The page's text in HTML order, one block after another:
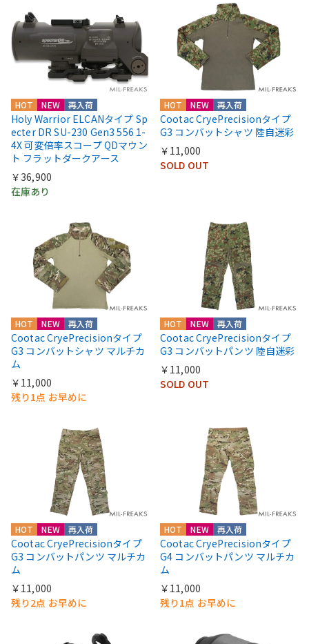
HOT NEW 再入荷
Holy Warrior ELCANタイプ Sp
ecter DR SU-230 Gen3 556 1-
4X 可変倍率スコープ QDマウン
ト フラットダークアース
￥36,900
在庫あり
HOT NEW 再入荷
Cootac CryePrecisionタイプ
G3 コンバットシャツ 陸自迷彩
￥11,000
SOLD OUT
HOT NEW 再入荷
Cootac CryePrecisionタイプ
G3 コンバットシャツ マルチカ
ム
￥11,000
残り1点 お早めに
HOT NEW 再入荷
Cootac CryePrecisionタイプ
G3 コンバットパンツ 陸自迷彩
￥11,000
SOLD OUT
HOT NEW 再入荷
Cootac CryePrecisionタイプ
G3 コンバットパンツ マルチカ
ム
￥11,000
残り2点 お早めに
HOT NEW 再入荷
Cootac CryePrecisionタイプ
G4 コンバットパンツ マルチカ
ム
￥11,000
残り1点 お早めに